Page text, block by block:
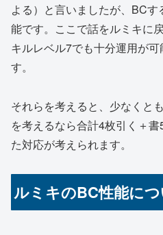
よる）と言いましたが、BC
能です。ここで話をルミキに
キルレベル7でも十分運用が
す。
それらを考えると、少なくと
を考えるなら合計4枚引く＋
た対応が考えられます。
ルミキのBC性能に